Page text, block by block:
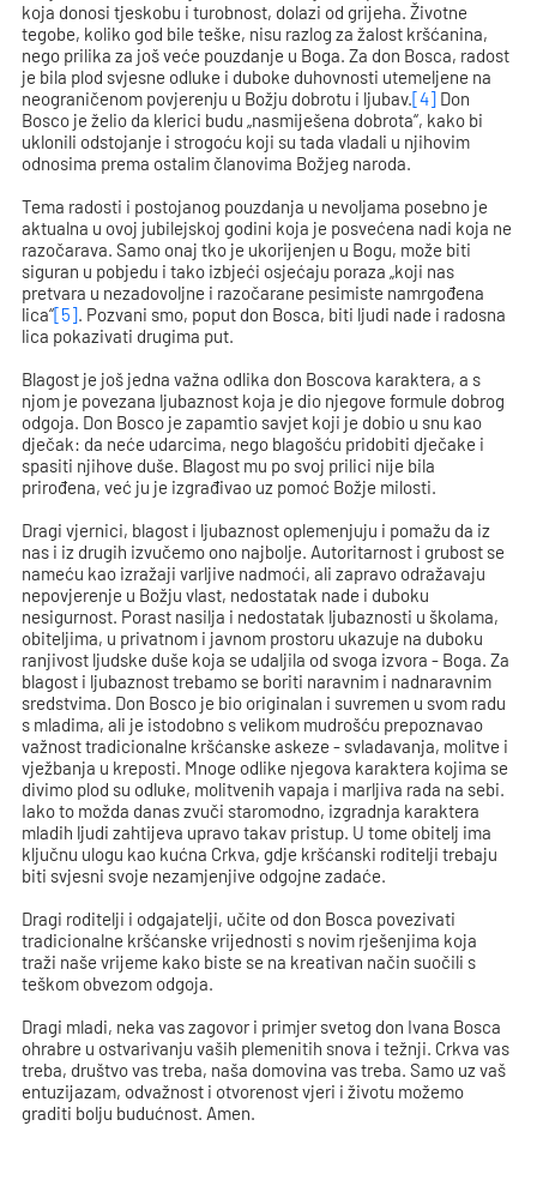
koja donosi tjeskobu i turobnost, dolazi od grijeha. Životne
tegobe, koliko god bile teške, nisu razlog za žalost kršćanina,
nego prilika za još veće pouzdanje u Boga. Za don Bosca, radost
je bila plod svjesne odluke i duboke duhovnosti utemeljene na
neograničenom povjerenju u Božju dobrotu i ljubav.[4] Don
Bosco je želio da klerici budu „nasmiješena dobrota“, kako bi
uklonili odstojanje i strogoću koji su tada vladali u njihovim
odnosima prema ostalim članovima Božjeg naroda.
Tema radosti i postojanog pouzdanja u nevoljama posebno je
aktualna u ovoj jubilejskoj godini koja je posvećena nadi koja ne
razočarava. Samo onaj tko je ukorijenjen u Bogu, može biti
siguran u pobjedu i tako izbjeći osjećaju poraza „koji nas
pretvara u nezadovoljne i razočarane pesimiste namrgođena
lica“[5]. Pozvani smo, poput don Bosca, biti ljudi nade i radosna
lica pokazivati drugima put.
Blagost je još jedna važna odlika don Boscova karaktera, a s
njom je povezana ljubaznost koja je dio njegove formule dobrog
odgoja. Don Bosco je zapamtio savjet koji je dobio u snu kao
dječak: da neće udarcima, nego blagošću pridobiti dječake i
spasiti njihove duše. Blagost mu po svoj prilici nije bila
prirođena, već ju je izgrađivao uz pomoć Božje milosti.
Dragi vjernici, blagost i ljubaznost oplemenjuju i pomažu da iz
nas i iz drugih izvučemo ono najbolje. Autoritarnost i grubost se
nameću kao izražaji varljive nadmoći, ali zapravo odražavaju
nepovjerenje u Božju vlast, nedostatak nade i duboku
nesigurnost. Porast nasilja i nedostatak ljubaznosti u školama,
obiteljima, u privatnom i javnom prostoru ukazuje na duboku
ranjivost ljudske duše koja se udaljila od svoga izvora - Boga. Za
blagost i ljubaznost trebamo se boriti naravnim i nadnaravnim
sredstvima. Don Bosco je bio originalan i suvremen u svom radu
s mladima, ali je istodobno s velikom mudrošću prepoznavao
važnost tradicionalne kršćanske askeze - svladavanja, molitve i
vježbanja u kreposti. Mnoge odlike njegova karaktera kojima se
divimo plod su odluke, molitvenih vapaja i marljiva rada na sebi.
Iako to možda danas zvuči staromodno, izgradnja karaktera
mladih ljudi zahtijeva upravo takav pristup. U tome obitelj ima
ključnu ulogu kao kućna Crkva, gdje kršćanski roditelji trebaju
biti svjesni svoje nezamjenjive odgojne zadaće.
Dragi roditelji i odgajatelji, učite od don Bosca povezivati
tradicionalne kršćanske vrijednosti s novim rješenjima koja
traži naše vrijeme kako biste se na kreativan način suočili s
teškom obvezom odgoja.
Dragi mladi, neka vas zagovor i primjer svetog don Ivana Bosca
ohrabre u ostvarivanju vaših plemenitih snova i težnji. Crkva vas
treba, društvo vas treba, naša domovina vas treba. Samo uz vaš
entuzijazam, odvažnost i otvorenost vjeri i životu možemo
graditi bolju budućnost. Amen.